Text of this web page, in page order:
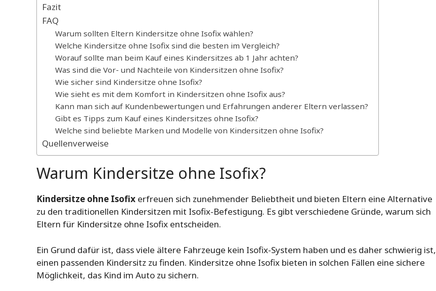
Fazit
FAQ
Warum sollten Eltern Kindersitze ohne Isofix wählen?
Welche Kindersitze ohne Isofix sind die besten im Vergleich?
Worauf sollte man beim Kauf eines Kindersitzes ab 1 Jahr achten?
Was sind die Vor- und Nachteile von Kindersitzen ohne Isofix?
Wie sicher sind Kindersitze ohne Isofix?
Wie sieht es mit dem Komfort in Kindersitzen ohne Isofix aus?
Kann man sich auf Kundenbewertungen und Erfahrungen anderer Eltern verlassen?
Gibt es Tipps zum Kauf eines Kindersitzes ohne Isofix?
Welche sind beliebte Marken und Modelle von Kindersitzen ohne Isofix?
Quellenverweise
Warum Kindersitze ohne Isofix?
Kindersitze ohne Isofix erfreuen sich zunehmender Beliebtheit und bieten Eltern eine Alternative
zu den traditionellen Kindersitzen mit Isofix-Befestigung. Es gibt verschiedene Gründe, warum sich
Eltern für Kindersitze ohne Isofix entscheiden.
Ein Grund dafür ist, dass viele ältere Fahrzeuge kein Isofix-System haben und es daher schwierig ist,
einen passenden Kindersitz zu finden. Kindersitze ohne Isofix bieten in solchen Fällen eine sichere
Möglichkeit, das Kind im Auto zu sichern.